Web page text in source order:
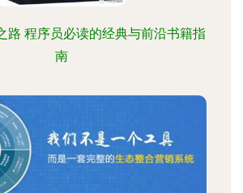
路 程序员必读的经典与前沿书籍指
南